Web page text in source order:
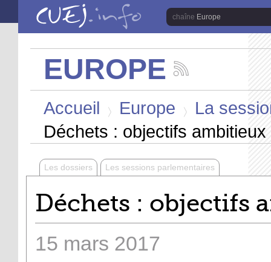
Aller au contenu principal
Europe
EUROPE
les
de
la
Europe
Accueil Europe
La
Déchets : objectifs
Les dossiers Les sessions parlementaires
Déchets : objectifs
15 mars 2017